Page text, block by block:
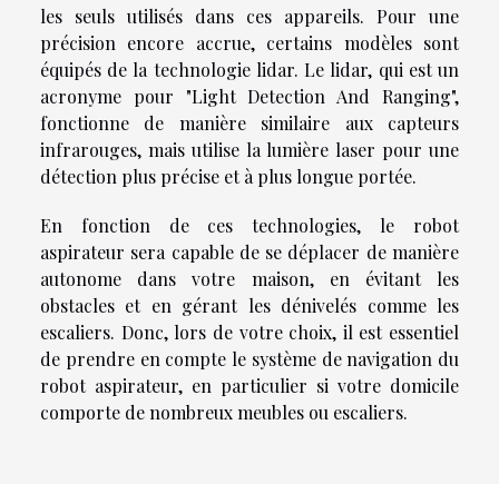
les seuls utilisés dans ces appareils. Pour une
précision encore accrue, certains modèles sont
équipés de la technologie lidar. Le lidar, qui est un
acronyme pour "Light Detection And Ranging",
fonctionne de manière similaire aux capteurs
infrarouges, mais utilise la lumière laser pour une
détection plus précise et à plus longue portée.
En fonction de ces technologies, le robot
aspirateur sera capable de se déplacer de manière
autonome dans votre maison, en évitant les
obstacles et en gérant les dénivelés comme les
escaliers. Donc, lors de votre choix, il est essentiel
de prendre en compte le système de navigation du
robot aspirateur, en particulier si votre domicile
comporte de nombreux meubles ou escaliers.